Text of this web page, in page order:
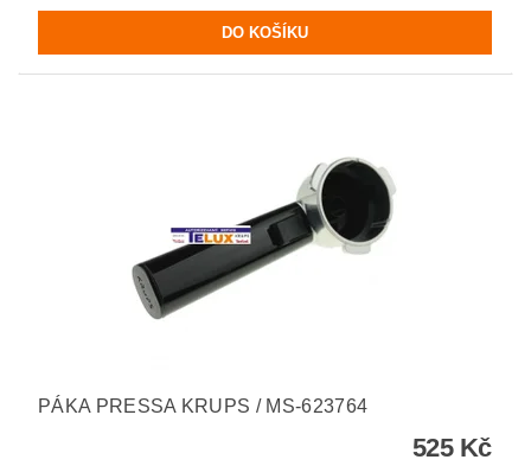
PÁKA PRESSA KRUPS / MS-623764
525 Kč